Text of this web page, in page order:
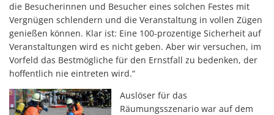
die Besucherinnen und Besucher eines solchen Festes mit
Vergnügen schlendern und die Veranstaltung in vollen Zügen
genießen können. Klar ist: Eine 100-prozentige Sicherheit auf
Veranstaltungen wird es nicht geben. Aber wir versuchen, im
Vorfeld das Bestmögliche für den Ernstfall zu bedenken, der
hoffentlich nie eintreten wird.“
Auslöser für das
Räumungsszenario war auf dem